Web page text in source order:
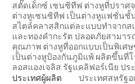
สตั๊ดเด็กซ์ เซนซิทีฟ ต่างหูที่ปรา
ต่างหูเซนซิทีฟ เป็นต่างหูแฟชั่นชั้
สไตล์คลาสสิกแต่ละแบบทำจาก
และทองคำกะรัต ปลอดภัยสามาร
คุณภาพ ต่างหูที่ออกแบบเป็นพิเศ
เป็นต่างหูป้องกันภูมิแพ้ ผลิตขึ้นที่โ
ลอสแองเจลิส รัฐแคลิฟอร์เนีย ปร
ประเทศผู้ผลิต
ประเทศสหรัฐอ